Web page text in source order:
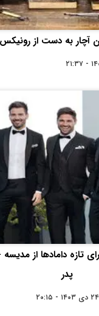
دامادها از مدیسه
پدر
۲۴ دی ۱۴۰۳ - ۲۰:۱۵